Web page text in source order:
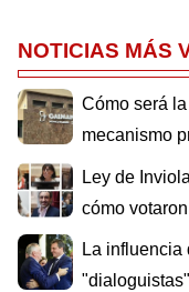
NOTICIAS MÁS
Cómo será
mecanismo
Ley de
cómo
La influencia